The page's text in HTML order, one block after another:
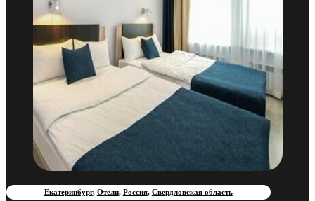
Екатеринбург, Отели, Россия, Свердловская область